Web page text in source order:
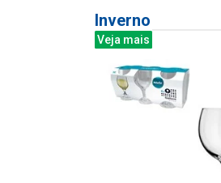
Inverno
Veja mais